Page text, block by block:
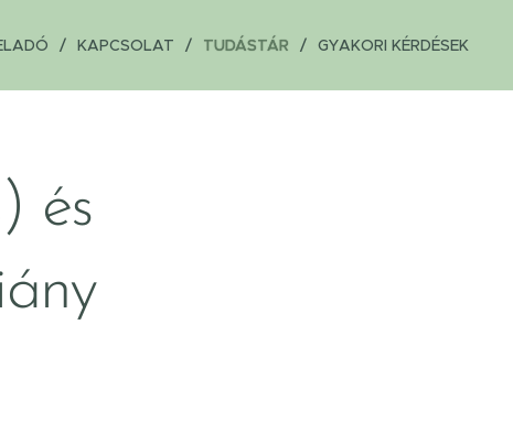
KAPCSOLAT TUDÁSTÁR GYAKORI KÉRDÉSEK
és